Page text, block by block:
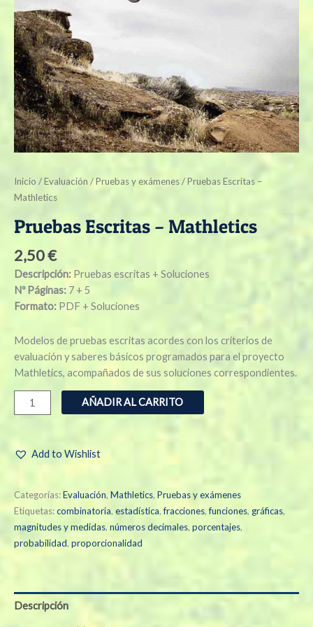
Inicio /Evaluación /Pruebas y exámenes/ Pruebas Escritas –
Mathletics
Pruebas Escritas – Mathletics
2,50€
Descripción: Pruebas escritas + Soluciones
Nº Páginas: 7 + 5
Formato: PDF + Soluciones
Modelos de pruebas escritas acordes con los criterios de
evaluación y saberes básicos programados para el proyecto
Mathletics, acompañados de sus soluciones correspondientes.
AÑADIR AL CARRITO
Add to Wishlist
Categorías:Evaluación, Mathletics, Pruebas y exámenes
Etiquetas:combinatoria, estadística,fracciones,funciones, gráficas,
magnitudes y medidas, números decimales, porcentajes,
probabilidad, proporcionalidad
Descripción